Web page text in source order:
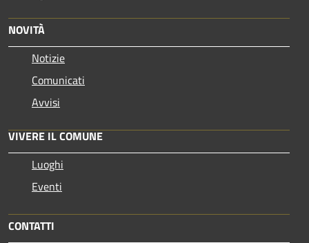
NOVITÀ
Notizie
Comunicati
Avvisi
VIVERE IL COMUNE
Luoghi
Eventi
CONTATTI